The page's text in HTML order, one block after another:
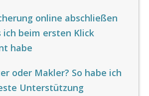
online abschließen
ich beim ersten Klick
habe
oder Makler? So habe ich
Unterstützung